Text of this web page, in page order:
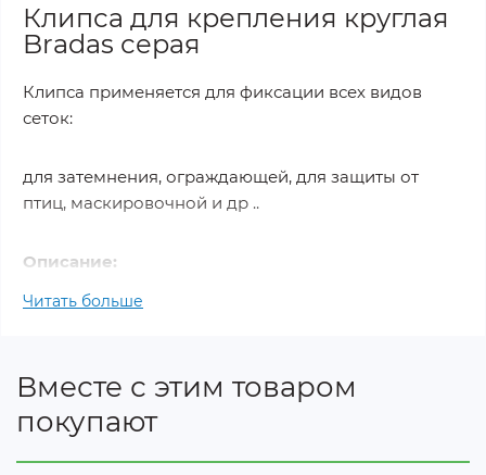
Клипса для крепления круглая
Bradas серая
Клипса применяется для фиксации всех видов
сеток:
для затемнения, ограждающей, для защиты от
птиц, маскировочной и др ..
Описание:
Форма - круглая
Отверстие для крепления - есть
Читать больше
Вместе с этим товаром
покупают